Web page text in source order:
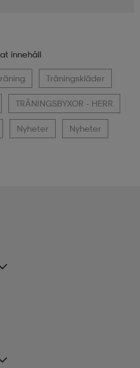
innehåll
Träningskläder
TRÄNINGSBYXOR - HERR
Nyheter Nyheter